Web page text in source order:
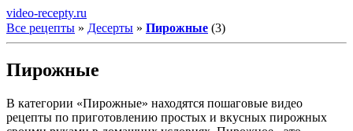
video-recepty.ru
Все рецепты » Десерты » Пирожные (3)
Пирожные
В категории «Пирожные» находятся пошаговые видео
рецепты по приготовлению простых и вкусных пирожных